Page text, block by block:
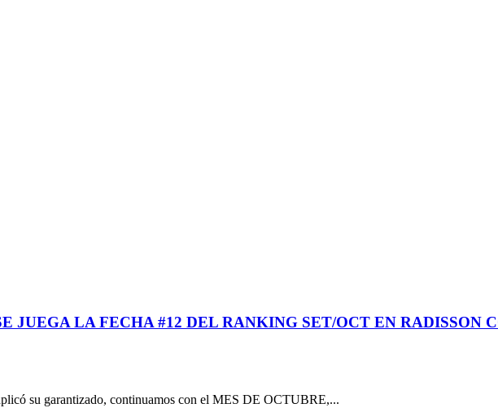
JUEGA LA FECHA #12 DEL RANKING SET/OCT EN RADISSON
su garantizado, continuamos con el MES DE OCTUBRE,...